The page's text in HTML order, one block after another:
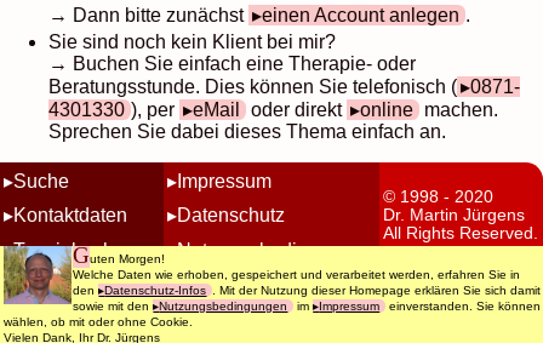
→ Dann bitte zunächst
einen Account anlegen .
Sie sind noch kein Klient bei mir?
→ Buchen Sie einfach eine Therapie- oder
Beratungsstunde. Dies können Sie telefonisch (
0871-
4301330 ), per eMail oder direkt online machen.
Sprechen Sie dabei dieses Thema einfach an.
Suche
Kontaktdaten
Terminbuchung
Impressum
Datenschutz
Nutzungsbedingungen
© 1998 - 2020
Dr. Martin Jürgens
All Rights Reserved.
Guten Morgen!
Welche Daten wie erhoben, gespeichert und verarbeitet werden, erfahren Sie in
den Datenschutz-Infos
. Mit der Nutzung dieser Homepage erklären Sie sich damit
sowie mit den Nutzungsbedingungen im Impressum
einverstanden. Sie können
wählen, ob mit oder ohne Cookie.
Vielen Dank, Ihr Dr. Jürgens